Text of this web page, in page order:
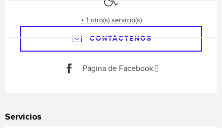
+ 1 otro(s) servicio(s)
CONTÁCTENOS
Página de Facebook
Servicios